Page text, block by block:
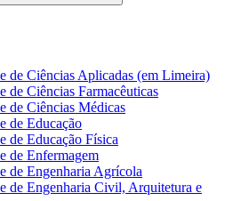
de Ciências Aplicadas (em Limeira)
de Ciências Farmacêuticas
de Ciências Médicas
de Educação
de Educação Física
de Enfermagem
de Engenharia Agrícola
de Engenharia Civil, Arquitetura e